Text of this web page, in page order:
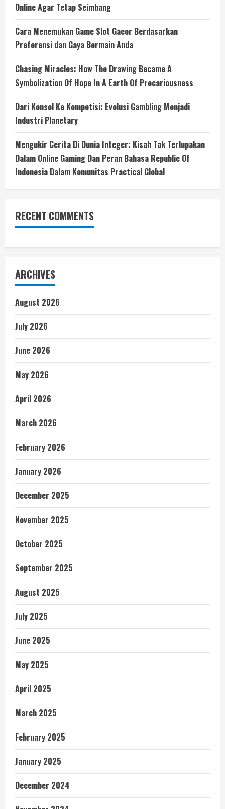
Online Agar Tetap Seimbang
Cara Menemukan Game Slot Gacor Berdasarkan
Preferensi dan Gaya Bermain Anda
Chasing Miracles: How The Drawing Became A
Symbolization Of Hope In A Earth Of Precariousness
Dari Konsol Ke Kompetisi: Evolusi Gambling Menjadi
Industri Planetary
Mengukir Cerita Di Dunia Integer: Kisah Tak Terlupakan
Dalam Online Gaming Dan Peran Bahasa Republic Of
Indonesia Dalam Komunitas Practical Global
RECENT COMMENTS
ARCHIVES
August 2026
July 2026
June 2026
May 2026
April 2026
March 2026
February 2026
January 2026
December 2025
November 2025
October 2025
September 2025
August 2025
July 2025
June 2025
May 2025
April 2025
March 2025
February 2025
January 2025
December 2024